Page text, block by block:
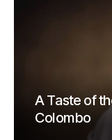
A Taste of
Colombo